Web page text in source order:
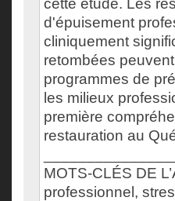
cette étude. Les
d'épuisement
cliniquement
retombées
programmes de
les milieux
première
restauration au
MOTS-CLÉS DE
professionnel,